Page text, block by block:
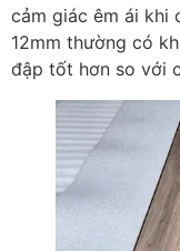
cảm giác êm ái khi
12mm thường có
đập tốt hơn so với